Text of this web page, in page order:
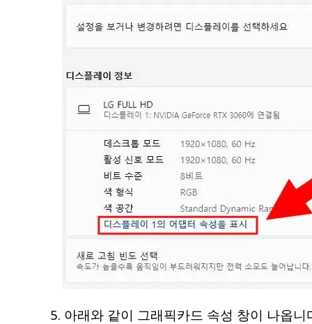
5. 아래와 같이 그래픽카드 속성 창이 나옵